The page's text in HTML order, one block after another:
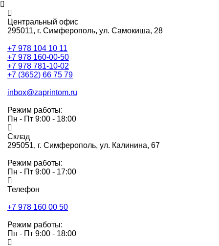
Центральный офис
295011, г. Симферополь, ул. Самокиша, 28
+7 978 104 10 11
+7 978 160-00-50
+7 978 781-10-02
+7 (3652) 66 75 79
inbox@zaprintom.ru
Режим работы:
Пн - Пт 9:00 - 18:00
Склад
295051, г. Симферополь, ул. Калинина, 67
Режим работы:
Пн - Пт 9:00 - 17:00
Телефон
+7 978 160 00 50
Режим работы:
Пн - Пт 9:00 - 18:00